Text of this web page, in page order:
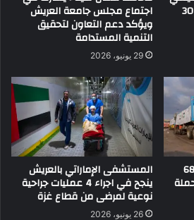
يهنئ المصريين بذكرى ثورة 30 اجتماع مجلس جامعة العريش
ويؤكد دعم التعاون لتحقيق
التنمية المستدامة
29 يونيو، 2026
ضمن «الفارس الشهم 3».. 68 المستشفى الإماراتي بالعريش
ينجح في اجراء 4 عمليات جراحية
نوعية لمرضى من قطاع غزة
26 يونيو، 2026